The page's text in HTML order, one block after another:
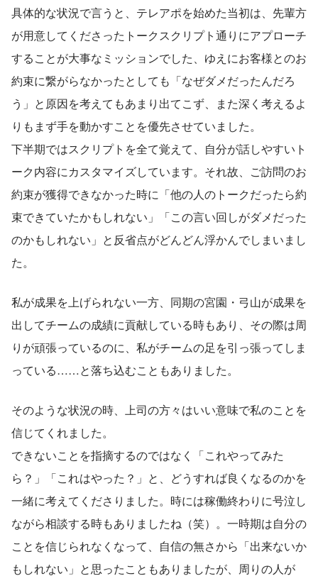
具体的な状況で言うと、テレアポを始めた当初は、先輩方
が用意してくださったトークスクリプト通りにアプローチ
することが大事なミッションでした、ゆえにお客様とのお
約束に繋がらなかったとしても「なぜダメだったんだろ
う」と原因を考えてもあまり出てこず、また深く考えるよ
りもまず手を動かすことを優先させていました。
下半期ではスクリプトを全て覚えて、自分が話しやすいト
ーク内容にカスタマイズしています。それ故、ご訪問のお
約束が獲得できなかった時に「他の人のトークだったら約
束できていたかもしれない」「この言い回しがダメだった
のかもしれない」と反省点がどんどん浮かんでしまいまし
た。
私が成果を上げられない一方、同期の宮園・弓山が成果を
出してチームの成績に貢献している時もあり、その際は周
りが頑張っているのに、私がチームの足を引っ張ってしま
っている……と落ち込むこともありました。
そのような状況の時、上司の方々はいい意味で私のことを
信じてくれました。
できないことを指摘するのではなく「これやってみた
ら？」「これはやった？」と、どうすれば良くなるのかを
一緒に考えてくださりました。時には稼働終わりに号泣し
ながら相談する時もありましたね（笑）。一時期は自分の
ことを信じられなくなって、自信の無さから「出来ないか
もしれない」と思ったこともありましたが、周りの人が